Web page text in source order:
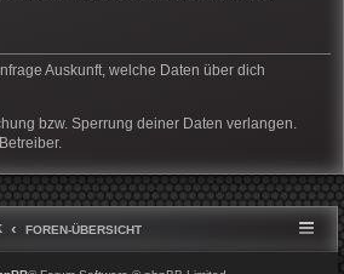
Auskunft, welche Daten über dich
bzw. Sperrung deiner Daten verlangen.
FOREN-ÜBERSICHT